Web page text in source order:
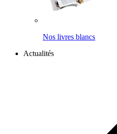
Nos livres blancs
Actualités